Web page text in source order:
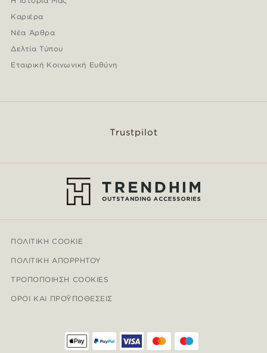
Καριέρα
Νέα Άρθρα
Δελτία Τύπου
Εταιρική Κοινωνική Ευθύνη
Trustpilot
ΠΟΛΙΤΙΚΉ COOKIE
ΠΟΛΙΤΙΚΉ ΑΠΟΡΡΉΤΟΥ
ΤΡΟΠΟΠΟΊΗΣΗ COOKIES
ΌΡΟΙ ΚΑΙ ΠΡΟΫΠΟΘΈΣΕΙΣ